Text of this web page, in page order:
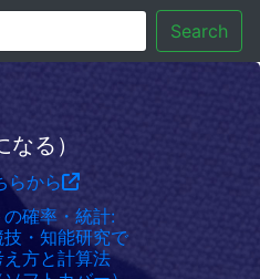
Search
る）
らから
の確率・統計:
・知能研究で
方と計算法